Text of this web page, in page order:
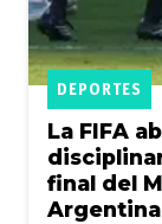
La FIFA
final del
Argentina
DEPORTES